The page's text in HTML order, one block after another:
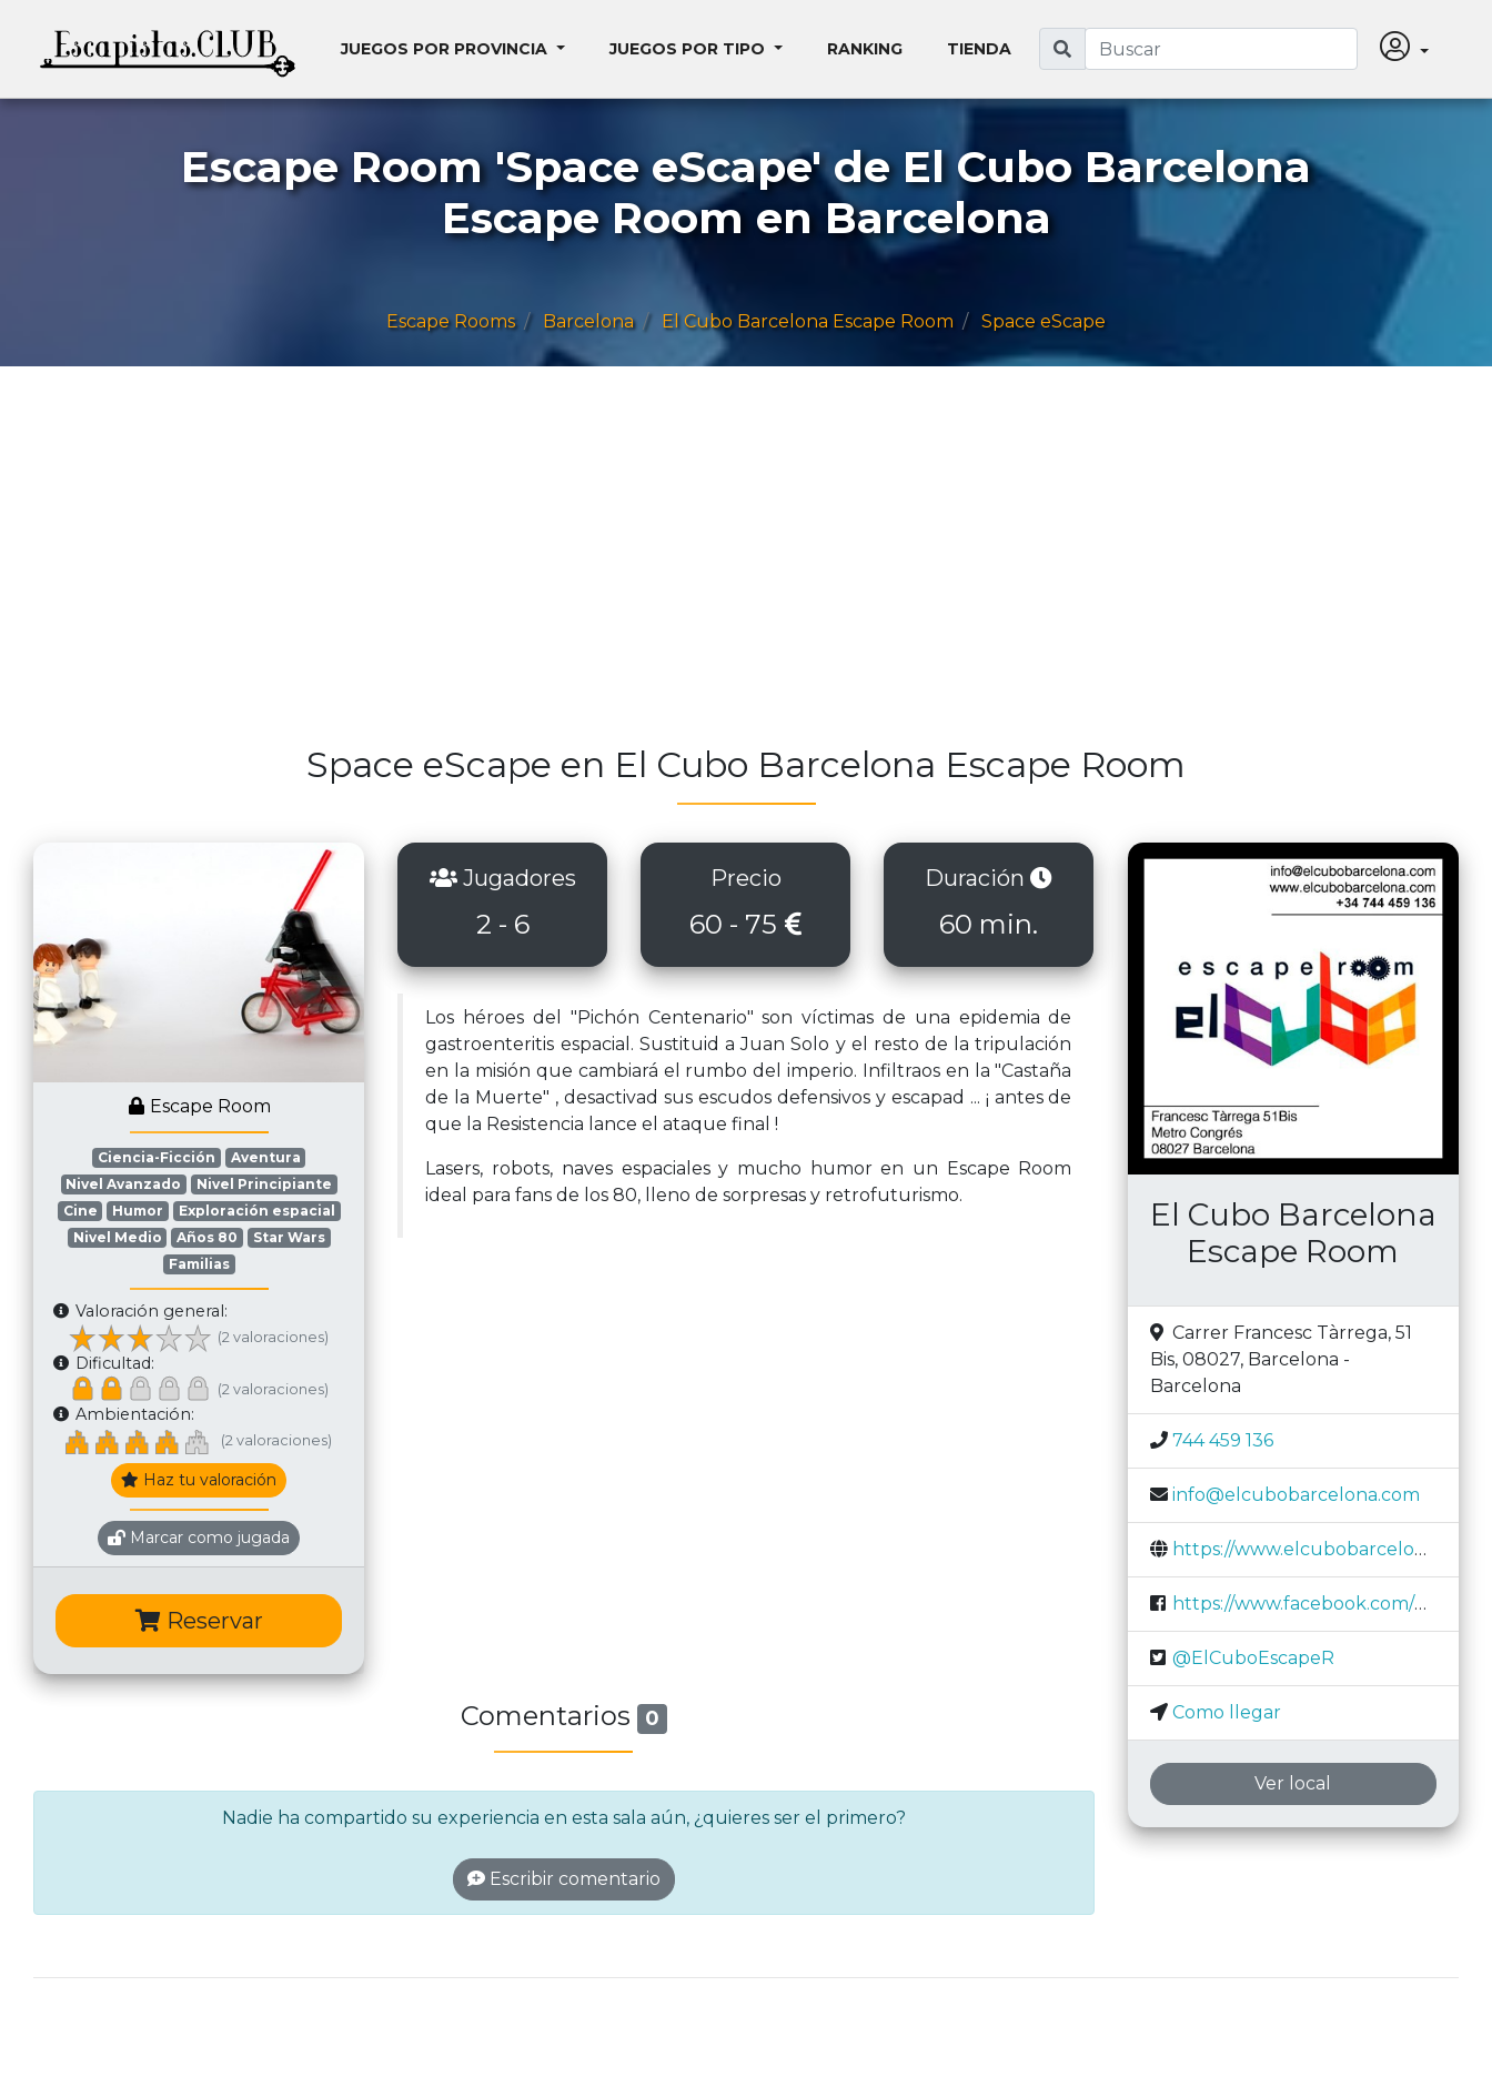
JUEGOS POR PROVINCIA JUEGOS POR TIPO RANKING TIENDA
Escape Room 'Space eScape' de El Cubo Barcelona
Escape Room en Barcelona
Escape Rooms Barcelona El Cubo Barcelona Escape Room Space eScape
Space eScape en El Cubo Barcelona Escape Room
Escape Room
Ciencia-Ficción
Aventura
Nivel Avanzado
Nivel Principiante
Cine
Humor
Exploración espacial
Nivel Medio
Años 80
Star Wars
Familias
Valoración general:
(2 valoraciones)
Dificultad:
(2 valoraciones)
Ambientación:
(2 valoraciones)
Haz tu valoración
Marcar como jugada
Reservar
Jugadores
2 - 6
Precio
60 - 75
Duración
60 min.
Los héroes del "Pichón Centenario" son víctimas de una epidemia de
gastroenteritis espacial. Sustituid a Juan Solo y el resto de la tripulación
en la misión que cambiará el rumbo del imperio. Infiltraos en la "Castaña
de la Muerte" , desactivad sus escudos defensivos y escapad ... ¡ antes de
que la Resistencia lance el ataque final !
Lasers, robots, naves espaciales y mucho humor en un Escape Room
ideal para fans de los 80, lleno de sorpresas y retrofuturismo.
Comentarios 0
Nadie ha compartido su experiencia en esta sala aún, ¿quieres ser el primero?
Escribir comentario
El Cubo Barcelona
Escape Room
Carrer Francesc Tàrrega, 51
Bis, 08027, Barcelona -
Barcelona
744 459 136
info@elcubobarcelona.com
https://www.elcubobarcelona.com/
https://www.facebook.com/El-Cubo-Barcelona-2558021054212958/
@ElCuboEscapeR
Como llegar
Ver local